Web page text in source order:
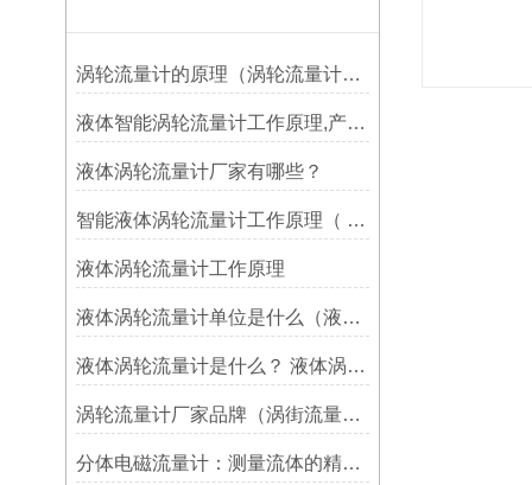
涡轮流量计的原理（涡轮流量计的结构）
液体智能涡轮流量计工作原理,产品特点
液体涡轮流量计厂家有哪些？
智能液体涡轮流量计工作原理（ 智能液体涡轮流量计优点）
液体涡轮流量计工作原理
液体涡轮流量计单位是什么（液体涡轮流量计简介主要特点）
液体涡轮流量计是什么？ 液体涡轮流量计应用有哪些？
涡轮流量计厂家品牌（涡街流量计厂家哪个好）
分体电磁流量计：测量流体的精确利器